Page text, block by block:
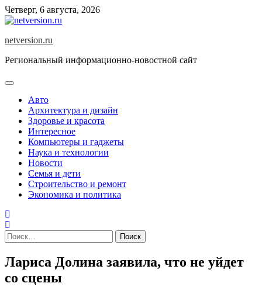
Skip
to
Четверг, 6 августа, 2026
netversion.ru
Региональный информационно-новостной сайт
Авто
Архитектура и дизайн
Здоровье и красота
Интересное
Компьютеры и гаджеты
Наука и технологии
Новости
Семья и дети
Строительство и ремонт
Экономика и политика
Найти:
Лариса Долина заявила, что не уйдет
со сцены